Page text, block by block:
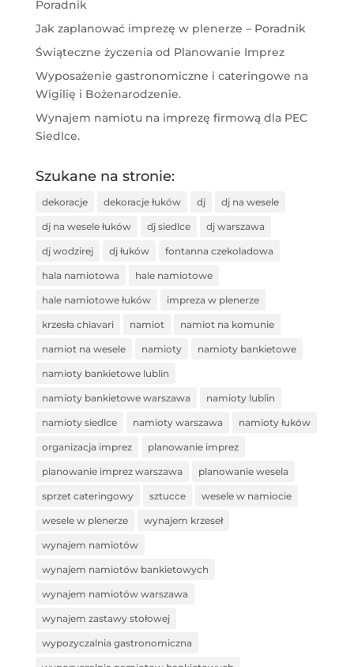
Poradnik
Jak zaplanować imprezę w plenerze – Poradnik
Świąteczne życzenia od Planowanie Imprez
Wyposażenie gastronomiczne i cateringowe na
Wigilię i Bożenarodzenie.
Wynajem namiotu na imprezę firmową dla PEC
Siedlce.
Szukane na stronie:
dekoracje dekoracje łuków dj dj na wesele
dj na wesele łuków dj siedlce dj warszawa
dj wodzirej dj łuków fontanna czekoladowa
hala namiotowa hale namiotowe
hale namiotowe łuków impreza w plenerze
krzesła chiavari namiot namiot na komunie
namiot na wesele namioty namioty bankietowe
namioty bankietowe lublin
namioty bankietowe warszawa namioty lublin
namioty siedlce namioty warszawa namioty łuków
organizacja imprez planowanie imprez
planowanie imprez warszawa planowanie wesela
sprzet cateringowy sztucce wesele w namiocie
wesele w plenerze wynajem krzeseł
wynajem namiotów
wynajem namiotów bankietowych
wynajem namiotów warszawa
wynajem zastawy stołowej
wypozyczalnia gastronomiczna